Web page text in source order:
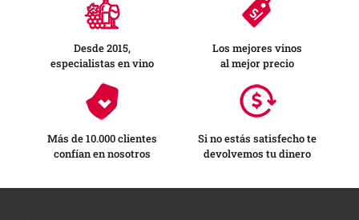
Desde 2015,
especialistas en vino
Los mejores vinos
al mejor precio
Más de 10.000 clientes
confían en nosotros
Si no estás satisfecho te
devolvemos tu dinero